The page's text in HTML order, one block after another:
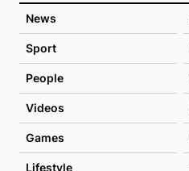
News
Sport
People
Videos
Games
Lifestyle